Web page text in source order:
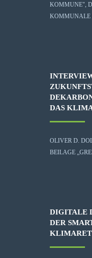
KOMMUNE",
KOMMUNALE
DAS
OLIVER D.
BEILAGE
DIGITALE
DER